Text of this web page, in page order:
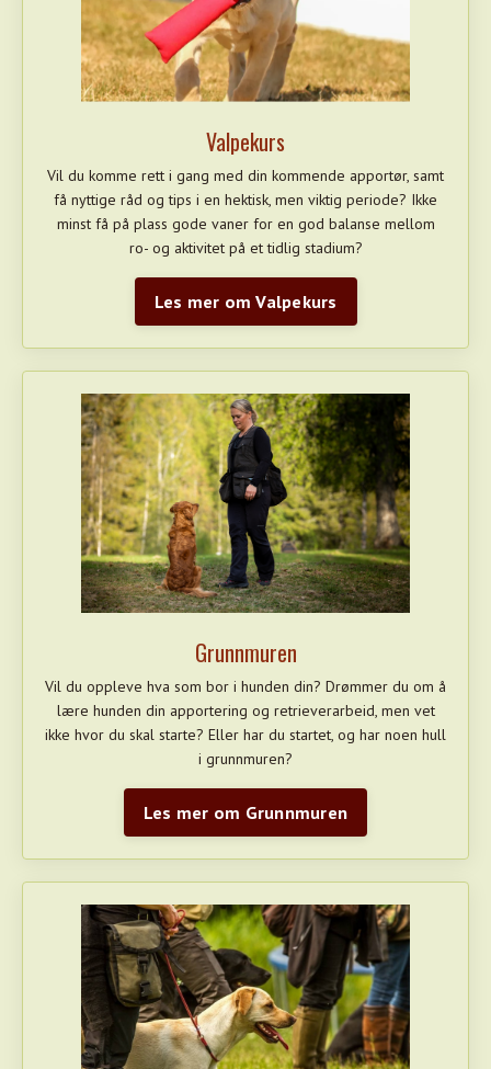
Valpekurs
Vil du komme rett i gang med din kommende apportør, samt
få nyttige råd og tips i en hektisk, men viktig periode? Ikke
minst få på plass gode vaner for en god balanse mellom
ro- og aktivitet på et tidlig stadium?
Les mer om Valpekurs
Grunnmuren
Vil du oppleve hva som bor i hunden din? Drømmer du om å
lære hunden din apportering og retrieverarbeid, men vet
ikke hvor du skal starte? Eller har du startet, og har noen hull
i grunnmuren?
Les mer om Grunnmuren